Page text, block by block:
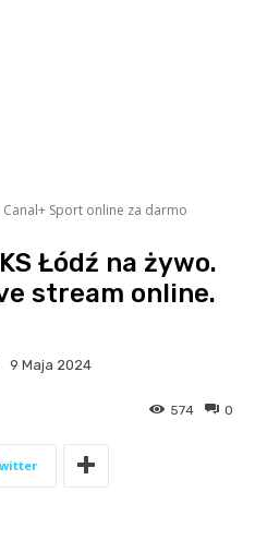
Canal+ Sport online za darmo
Łódź na żywo.
stream online.
9 Maja 2024
0
574